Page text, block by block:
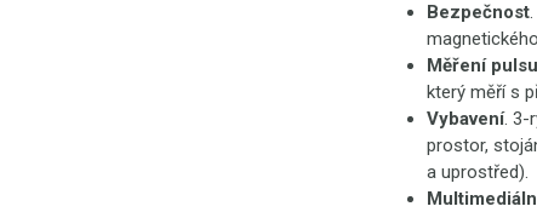
Bezpečnost
Měření pulsu
který měří s
Vybavení. 3-
prostor,
a uprostřed).